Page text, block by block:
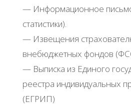
— Информационное письмо
статистики).
— Извещения
внебюджетных фондов
— Выписка из Единого
реестра индивидуальных
(ЕГРИП)